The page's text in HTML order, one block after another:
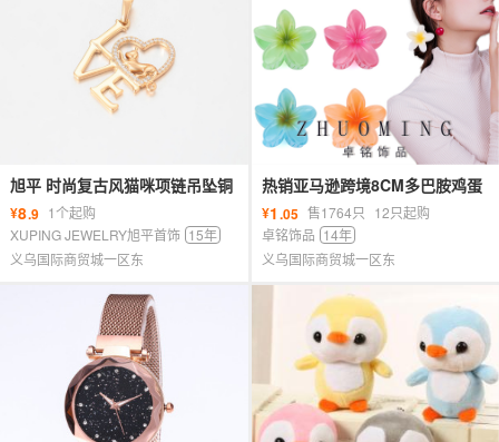
旭平 时尚复古风猫咪项链吊坠铜
合金镀18k色单坠母亲节饰品批
发女
¥8.9 1个起购
XUPING JEWELRY旭平首饰 15年
义乌国际商贸城一区东
热销亚马逊跨境8CM多巴胺鸡蛋
花发夹盘发抓夹高级感女鲨鱼夹
批发
¥1.05 售1764只
12只起购
卓铭饰品 14年
义乌国际商贸城一区东